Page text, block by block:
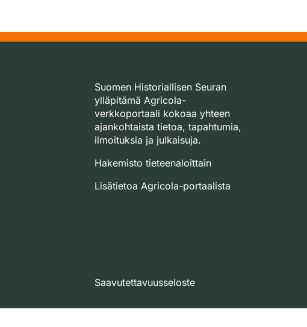
Suomen Historiallisen Seuran
ylläpitämä Agricola-
verkkoportaali kokoaa yhteen
ajankohtaista tietoa, tapahtumia,
ilmoituksia ja julkaisuja.
Hakemisto tieteenaloittain
Lisätietoa Agricola-portaalista
Saavutettavuusseloste